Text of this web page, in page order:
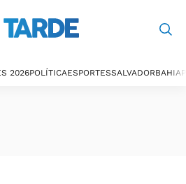
2026POLÍTICAESPORTESSALVADORBAHIA